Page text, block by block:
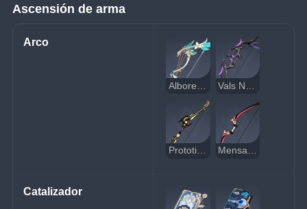
Ascensión de arma
Arco
Prototipo Luz de Luna Mensajero
Catalizador